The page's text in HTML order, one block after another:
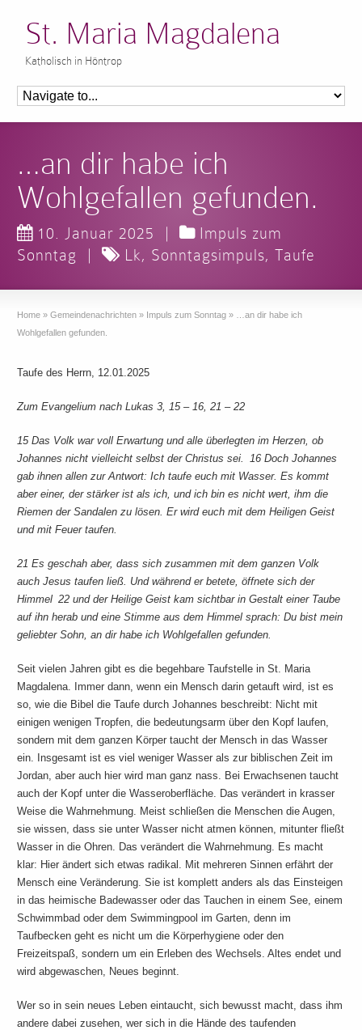
St. Maria Magdalena
Katholisch in Höntrop
…an dir habe ich
Wohlgefallen gefunden.
10. Januar 2025 |
Impuls zum
Sonntag
| Lk, Sonntagsimpuls,Taufe
Home » Gemeindenachrichten » Impuls zum Sonntag »
…an dir habe ich
Wohlgefallen gefunden.
Taufe des Herrn, 12.01.2025
Zum Evangelium nach Lukas 3, 15 – 16, 21 – 22
15 Das Volk war voll Erwartung und alle überlegten im Herzen, ob
Johannes nicht vielleicht selbst der Christus sei. 16 Doch Johannes
gab ihnen allen zur Antwort: Ich taufe euch mit Wasser. Es kommt
aber einer, der stärker ist als ich, und ich bin es nicht wert, ihm die
Riemen der Sandalen zu lösen. Er wird euch mit dem Heiligen Geist
und mit Feuer taufen.
21 Es geschah aber, dass sich zusammen mit dem ganzen Volk
auch Jesus taufen ließ. Und während er betete, öffnete sich der
Himmel 22 und der Heilige Geist kam sichtbar in Gestalt einer Taube
auf ihn herab und eine Stimme aus dem Himmel sprach: Du bist mein
geliebter Sohn, an dir habe ich Wohlgefallen gefunden.
Seit vielen Jahren gibt es die begehbare Taufstelle in St. Maria
Magdalena. Immer dann, wenn ein Mensch darin getauft wird, ist es
so, wie die Bibel die Taufe durch Johannes beschreibt: Nicht mit
einigen wenigen Tropfen, die bedeutungsarm über den Kopf laufen,
sondern mit dem ganzen Körper taucht der Mensch in das Wasser
ein. Insgesamt ist es viel weniger Wasser als zur biblischen Zeit im
Jordan, aber auch hier wird man ganz nass. Bei Erwachsenen taucht
auch der Kopf unter die Wasseroberfläche. Das verändert in krasser
Weise die Wahrnehmung. Meist schließen die Menschen die Augen,
sie wissen, dass sie unter Wasser nicht atmen können, mitunter fließt
Wasser in die Ohren. Das verändert die Wahrnehmung. Es macht
klar: Hier ändert sich etwas radikal. Mit mehreren Sinnen erfährt der
Mensch eine Veränderung. Sie ist komplett anders als das Einsteigen
in das heimische Badewasser oder das Tauchen in einem See, einem
Schwimmbad oder dem Swimmingpool im Garten, denn im
Taufbecken geht es nicht um die Körperhygiene oder den
Freizeitspaß, sondern um ein Erleben des Wechsels. Altes endet und
wird abgewaschen, Neues beginnt.
Wer so in sein neues Leben eintaucht, sich bewusst macht, dass ihm
andere dabei zusehen, wer sich in die Hände des taufenden